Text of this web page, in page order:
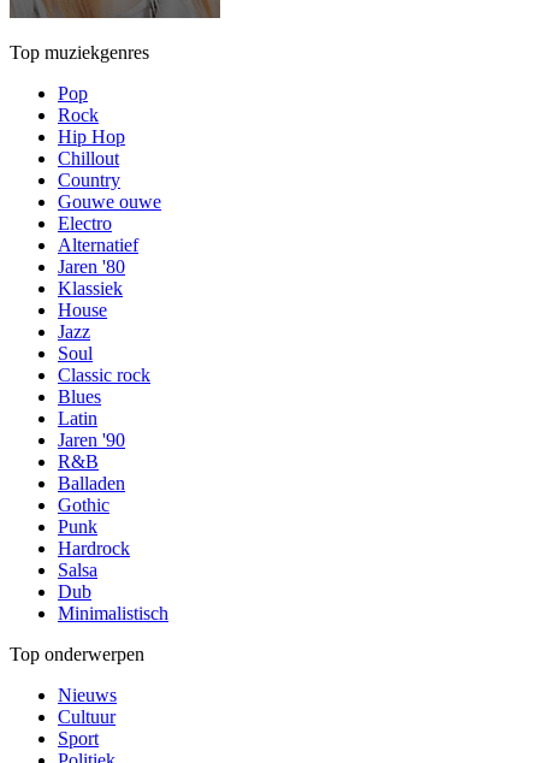
Top muziekgenres
Pop
Rock
Hip Hop
Chillout
Country
Gouwe ouwe
Electro
Alternatief
Jaren '80
Klassiek
House
Jazz
Soul
Classic rock
Blues
Latin
Jaren '90
R&B
Balladen
Gothic
Punk
Hardrock
Salsa
Dub
Minimalistisch
Top onderwerpen
Nieuws
Cultuur
Sport